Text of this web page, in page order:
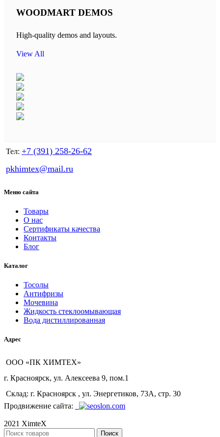
WOODMART DEMOS
High-quality demos and layouts.
View All
Тел: +7 (391) 258-26-62
pkhimtex@mail.ru
Меню сайта
Товары
О нас
Сертификаты качества
Контакты
Блог
Каталог
Тосолы
Антифризы
Мочевина
Жидкость стеклоомывающая
Вода дистиллированная
Адрес
ООО «ПК ХИМТЕХ»
г. Красноярск, ул. Алексеева 9, пом.1
Склад: г. Красноярск , ул. Энергетиков, 73А, стр. 30
Продвижение сайта:
2021 XimteX
Поиск